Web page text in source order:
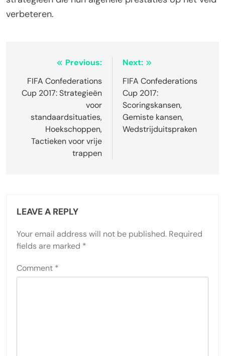
verbeteren.
navigation
Previous:
FIFA Confederations
Cup 2017: Strategieën
voor
standaardsituaties,
Hoekschoppen,
Tactieken voor vrije
trappen
Next:
FIFA Confederations
Cup 2017:
Scoringskansen,
Gemiste kansen,
Wedstrijduitspraken
LEAVE A REPLY
Your email address will not be published. Required
fields are marked *
Comment *